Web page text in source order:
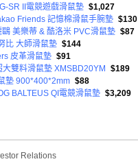
SR II電競遊戲滑鼠墊 $1,027
Friends 記憶棉滑鼠手腕墊 $130
美樂蒂 & 酷洛米 PVC滑鼠墊 $87
比 大師滑鼠墊 $144
皮革滑鼠墊 $91
雙料滑鼠墊 XMSBD20YM $189
墊 900*400*2mm $88
BALTEUS QI電競滑鼠墊 $3,209
Relations